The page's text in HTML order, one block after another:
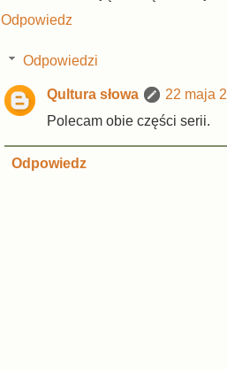
Odpowiedz
Odpowiedzi
Qultura słowa
22 maja
Polecam obie części serii.
Odpowiedz